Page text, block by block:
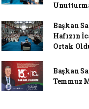
Başkan
Hafızın
Ortak
Başkan
Temmuz